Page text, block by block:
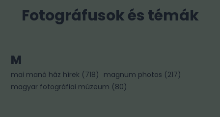
Fotográfusok és témák
M
mai manó ház hírek (718) magnum photos (217)
magyar fotográfiai múzeum (80)